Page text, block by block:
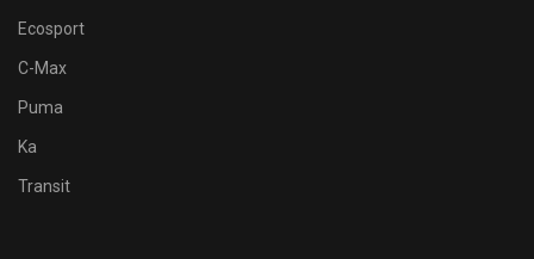
Ecosport
C-Max
Puma
Ka
Transit